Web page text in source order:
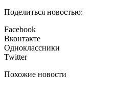
Поделиться новостью:
Facebook
Вконтакте
Одноклассники
Twitter
Похожие новости